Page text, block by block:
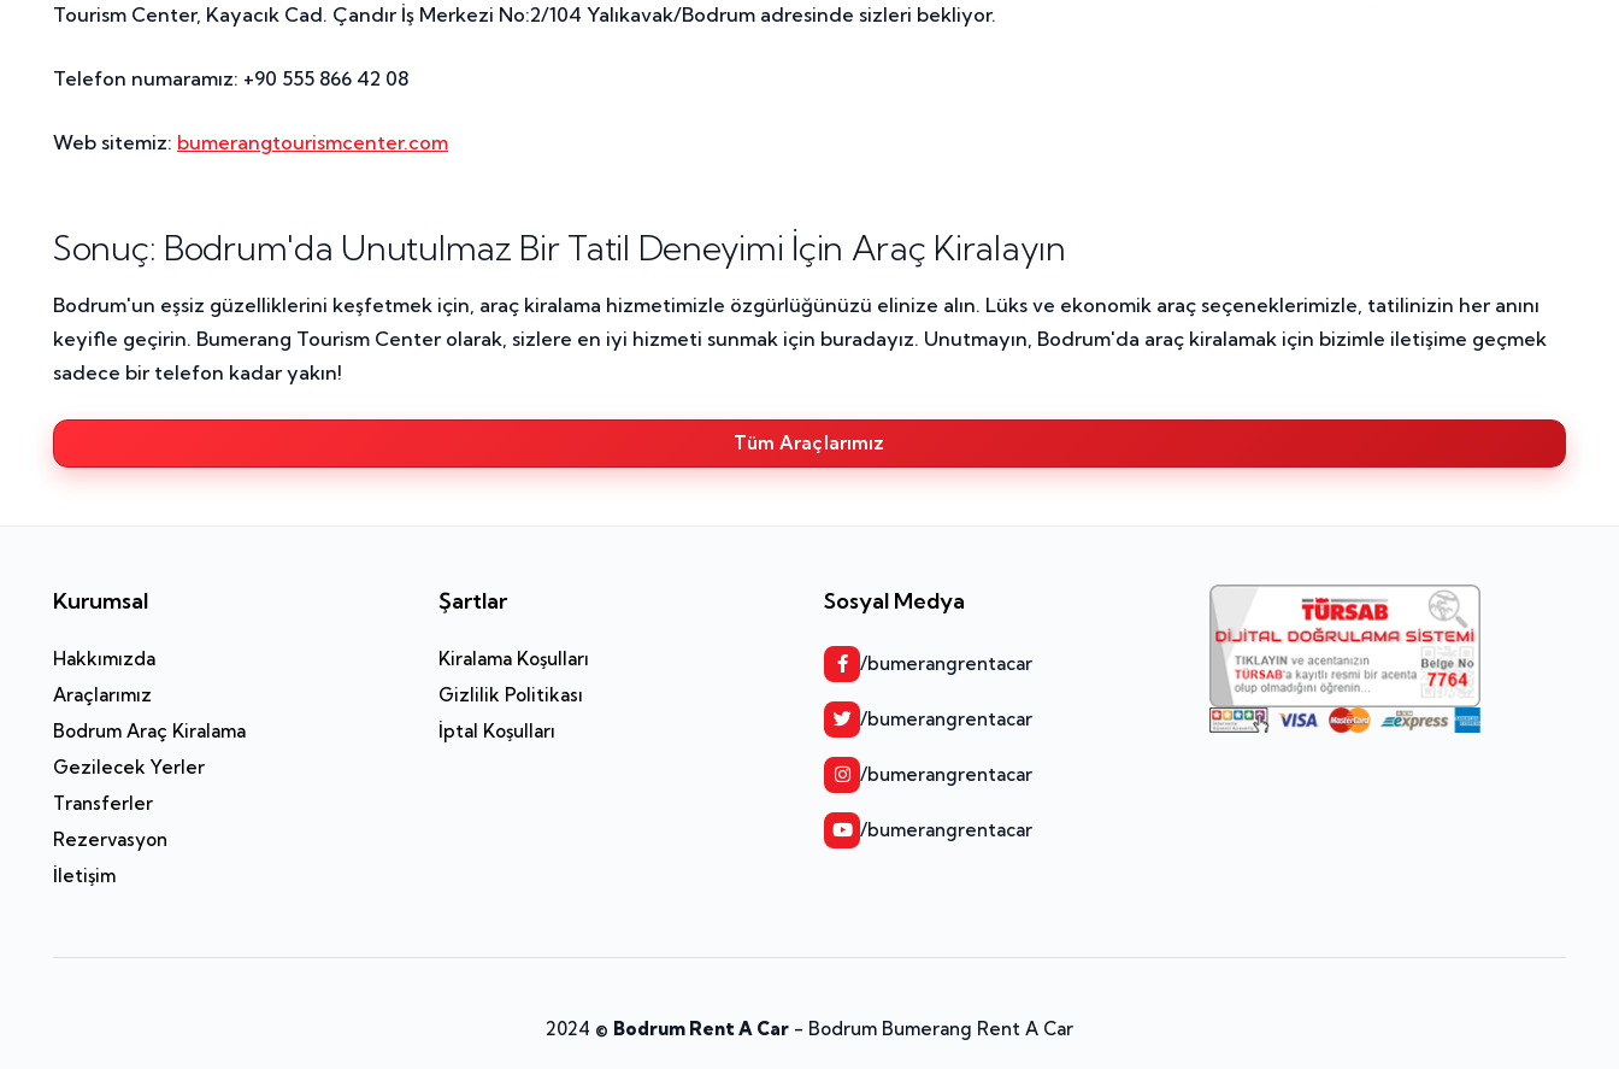
Tourism Center, Kayacık Cad. Çandır İş Merkezi No:2/104 Yalıkavak/Bodrum adresinde sizleri bekliyor.
Telefon numaramız: +90 555 866 42 08
Web sitemiz: bumerangtourismcenter.com
Sonuç: Bodrum'da Unutulmaz Bir Tatil Deneyimi İçin Araç Kiralayın
Bodrum'un eşsiz güzelliklerini keşfetmek için, araç kiralama hizmetimizle özgürlüğünüzü elinize alın. Lüks ve ekonomik araç seçeneklerimizle, tatilinizin her anını
keyifle geçirin. Bumerang Tourism Center olarak, sizlere en iyi hizmeti sunmak için buradayız. Unutmayın, Bodrum'da araç kiralamak için bizimle iletişime geçmek
sadece bir telefon kadar yakın!
Tüm Araçlarımız
Kurumsal
Hakkımızda
Araçlarımız
Bodrum Araç Kiralama
Gezilecek Yerler
Transferler
Rezervasyon
İletişim
Şartlar
Kiralama Koşulları
Gizlilik Politikası
İptal Koşulları
Sosyal Medya
/bumerangrentacar
/bumerangrentacar
/bumerangrentacar
/bumerangrentacar
2024 © Bodrum Rent A Car - Bodrum Bumerang Rent A Car